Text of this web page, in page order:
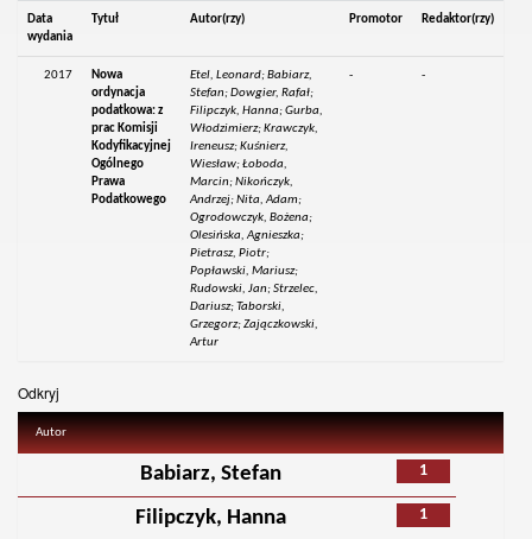
Data
wydania
Tytuł Autor(rzy) Promotor Redaktor(rzy)
2017
Nowa
ordynacja
podatkowa: z
prac Komisji
Kodyfikacyjnej
Ogólnego
Prawa
Podatkowego
Etel, Leonard; Babiarz,
Stefan; Dowgier, Rafał;
Filipczyk, Hanna; Gurba,
Włodzimierz; Krawczyk,
Ireneusz; Kuśnierz,
Wiesław; Łoboda,
Marcin; Nikończyk,
Andrzej; Nita, Adam;
Ogrodowczyk, Bożena;
Olesińska, Agnieszka;
Pietrasz, Piotr;
Popławski, Mariusz;
Rudowski, Jan; Strzelec,
Dariusz; Taborski,
Grzegorz; Zajączkowski,
Artur
- -
Odkryj
Autor
1
Babiarz, Stefan
1
Filipczyk, Hanna